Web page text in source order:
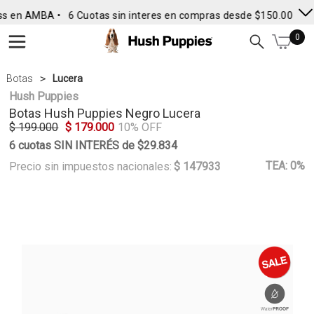
en AMBA • 6 Cuotas sin interes en compras desde $150.000 •
0
Botas Lucera
Hush Puppies
Botas Hush Puppies Negro Lucera
$ 199.000 $ 179.000 10% OFF
6 cuotas SIN INTERÉS de $29.834
Precio sin impuestos nacionales: $ 147933 TEA: 0%